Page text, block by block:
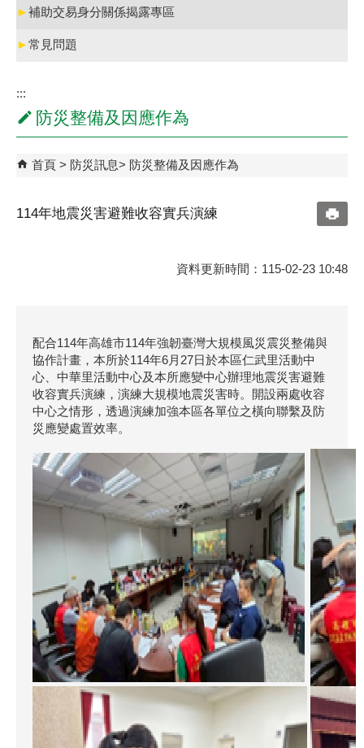
►補助交易身分關係揭露專區
►常見問題
:::
防災整備及因應作為
首頁 防災訊息 防災整備及因應作為
114年地震災害避難收容實兵演練
資料更新時間：115-02-23 10:48
配合114年高雄市114年強韌臺灣大規模風災震災整備與
協作計畫，本所於114年6月27日於本區仁武里活動中
心、中華里活動中心及本所應變中心辦理地震災害避難
收容實兵演練，演練大規模地震災害時。開設兩處收容
中心之情形，透過演練加強本區各單位之橫向聯繫及防
災應變處置效率。